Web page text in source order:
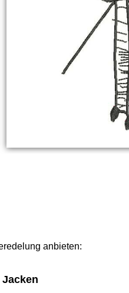
anbieten:
Jacken